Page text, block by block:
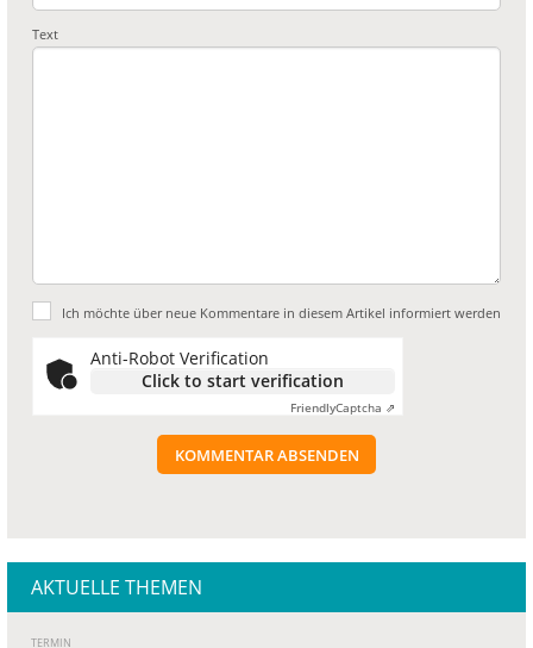
Text
Ich möchte über neue Kommentare in diesem Artikel informiert werden
Anti-Robot Verification
Click to start verification
FriendlyCaptcha ⇗
KOMMENTAR ABSENDEN
AKTUELLE THEMEN
TERMIN